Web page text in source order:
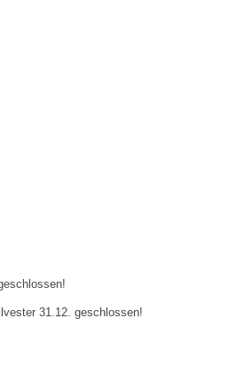
31.12. geschlossen!